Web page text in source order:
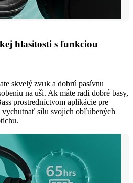
hlasitosti s funkciou
skvelý zvuk a dobrú pasívnu
na uši. Ak máte radi dobré basy,
prostredníctvom aplikácie pre
vychutnať silu svojich obľúbených